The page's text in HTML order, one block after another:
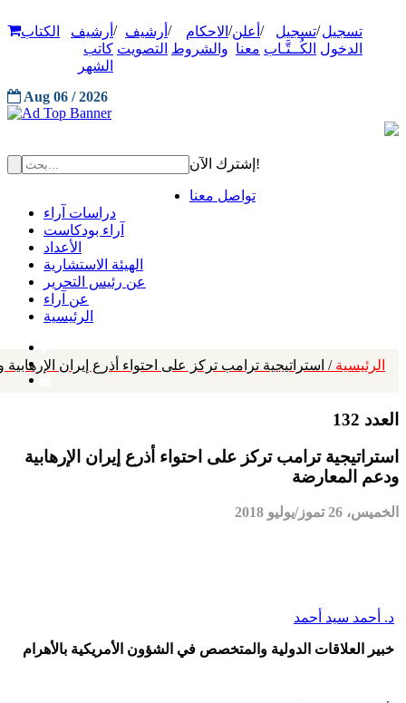
تسجيل
الدخول
/تسجيل
الكُــتَّـاب
/ أعلن
معنا
/ الاحكام
والشروط
/ أرشيف
التصويت
/ أرشيف
كاتب
الشهر
الكتاب
Aug 06 / 2026
إشترك الآن!
تواصل معنا
دراسات آراء
آراء بودكاست
الأعداد
الهيئة الاستشارية
عن رئيس التحرير
عن آراء
الرئيسية
الرئيسية / استراتيجية ترامب تركز على احتواء أذرع إيران
العدد 132
استراتيجية ترامب تركز على احتواء أذرع إيران الإرهابية
ودعم المعارضة
الخميس، 26 تموز/يوليو 2018
د. أحمد سيد أحمد
خبير العلاقات الدولية والمتخصص في الشؤون الأمريكية بالأهرام